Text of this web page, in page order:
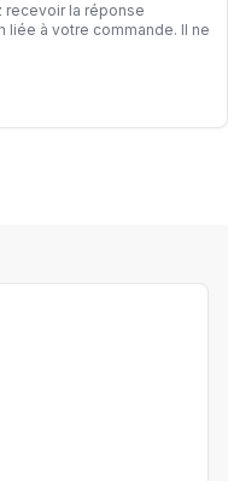
recevoir la réponse
liée à votre commande. Il ne